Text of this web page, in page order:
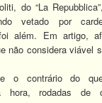
do “La
vetado por
além. Em artigo,
não considera viável
o contrário do
hora, rodadas de